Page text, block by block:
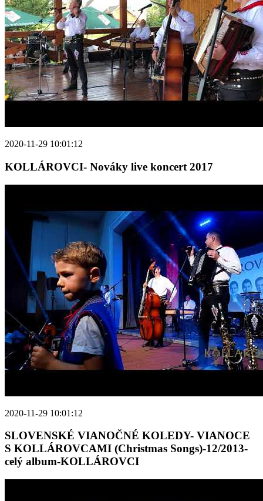
2020-11-29 10:01:12
KOLLÁROVCI- Nováky live koncert 2017
2020-11-29 10:01:12
SLOVENSKÉ VIANOČNÉ KOLEDY- VIANOCE
S KOLLÁROVCAMI (Christmas Songs)-12/2013-
celý album-KOLLÁROVCI